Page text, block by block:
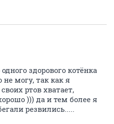
здорового котёнка
могу, так как я
ртов хватает,
))) да и тем более я
резвились.....